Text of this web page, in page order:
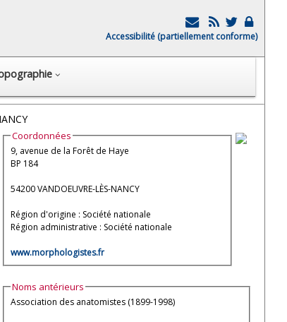
Accessibilité (partiellement conforme)
Coordonnées
9, avenue de la Forêt de Haye
BP 184
54200 VANDOEUVRE-LÈS-NANCY
Région d'origine : Société nationale
Région administrative : Société nationale
www.morphologistes.fr
Noms antérieurs
Association des anatomistes (1899-1998)